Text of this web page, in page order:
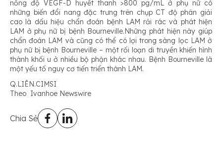
nồng độ VEGF-D huyết thanh >800 pg/mL ở phụ nữ có
những biến đổi nang đặc trưng trên chụp CT độ phân giải
cao là dấu hiệu chẩn đoán bệnh LAM rải rác và phát hiện
LAM ở phụ nữ bị bệnh Bourneville.Những phát hiện này giúp
chẩn đoán LAM và cũng có thể có lợi trong sàng lọc LAM ở
phụ nữ bị bệnh Bourneville – một rối loạn di truyền khiến hình
thành khối u ở nhiều bộ phận khác nhau. Bệnh Bourneville là
một yếu tố nguy cơ tiến triển thành LAM.
Q.LIÊN.CIMSI
Theo Ivanhoe Newswire
Chia Sẻ